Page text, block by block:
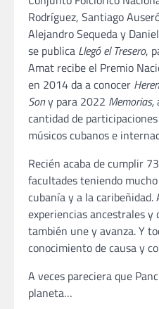
Rodríguez, Santiago
Alejandro Sequeda y
se publica Llegó el Tresero,
Amat recibe el Premio
en 2014 da a conocer
Sony para 2022 Memorias,
cantidad de
músicos cubanos e
Recién acaba de cumplir
facultades teniendo
cubanía y a la caribeñidad.
experiencias ancestrales y
también une y avanza. Y
conocimiento de causa y
A veces pareciera que
planeta…